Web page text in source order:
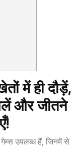
में ही दौड़ें,
और जीतने
उपलब्ध हैं, जिनमें से